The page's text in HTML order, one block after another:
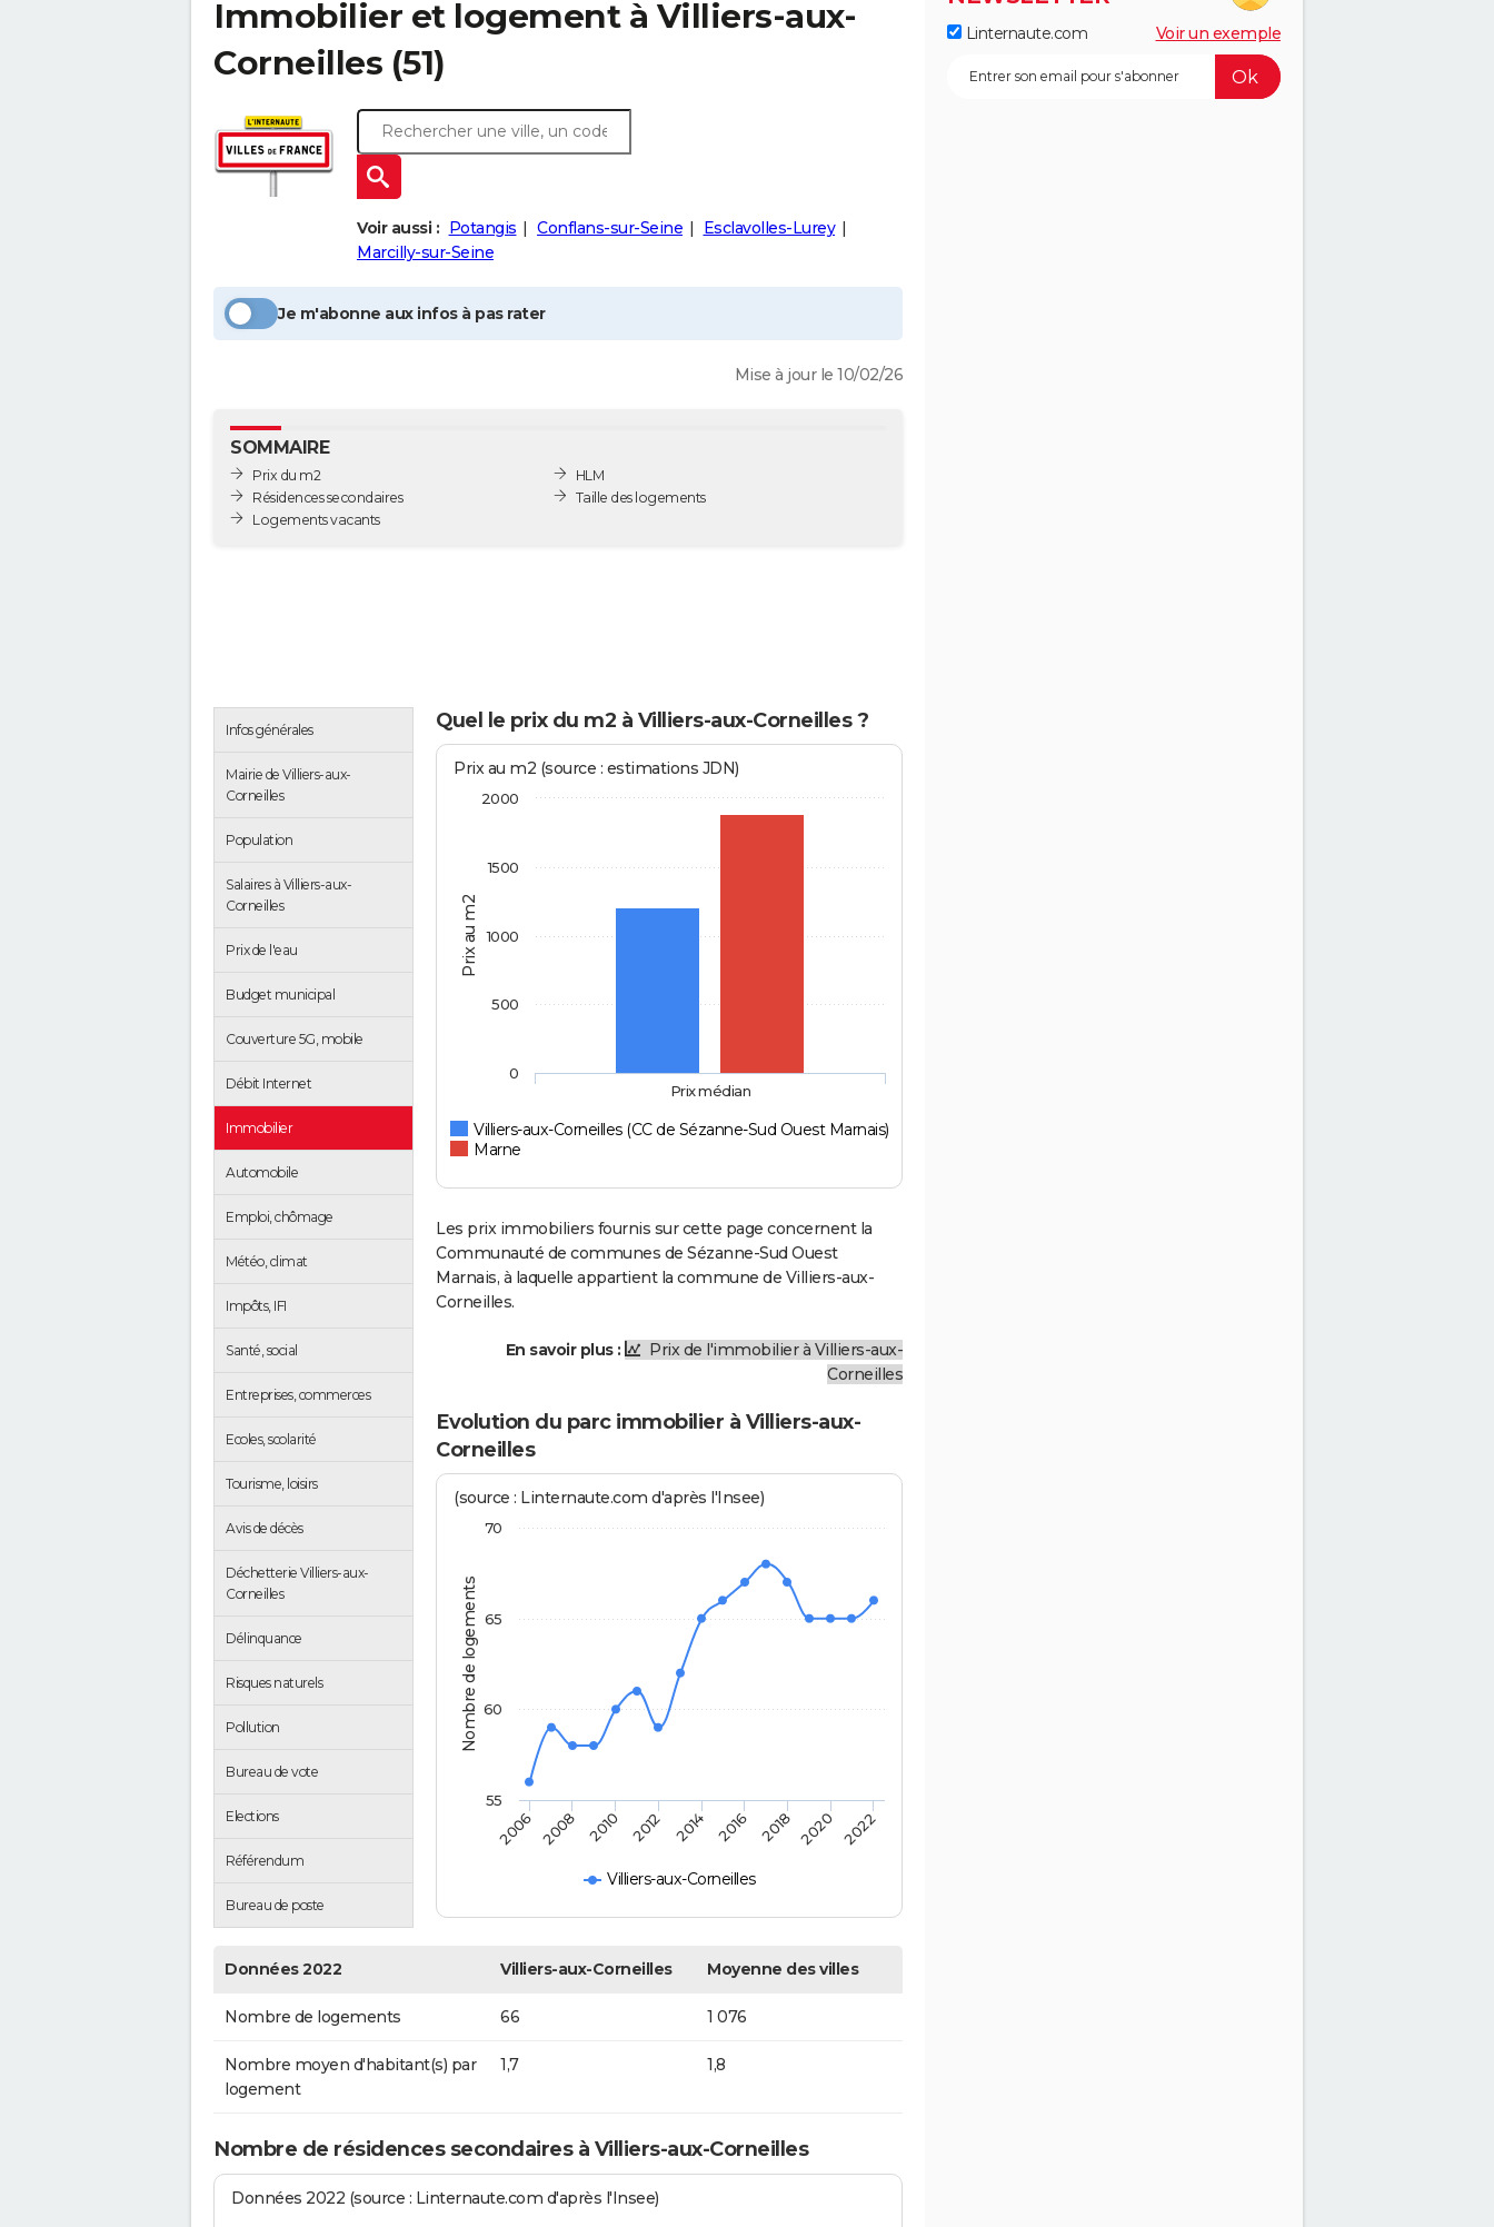
Immobilier et logement à Villiers-aux-
Corneilles (51)
Voir aussi : Potangis Conflans-sur-Seine
Esclavolles-Lurey
Marcilly-sur-Seine
Je m'abonne aux infos à pas rater
Mise à jour le 10/02/26
SOMMAIRE
Prix du m2
Résidences secondaires
Logements vacants
HLM
Taille des logements
Infos générales
Mairie de Villiers-aux-
Corneilles
Population
Salaires à Villiers-aux-
Corneilles
Prix de l'eau
Budget municipal
Couverture 5G, mobile
Débit Internet
Immobilier
Automobile
Emploi, chômage
Météo, climat
Impôts, IFI
Santé, social
Entreprises, commerces
Ecoles, scolarité
Tourisme, loisirs
Avis de décès
Déchetterie Villiers-aux-
Corneilles
Délinquance
Risques naturels
Pollution
Bureau de vote
Elections
Référendum
Bureau de poste
Quel le prix du m2 à Villiers-aux-Corneilles ?
Prix au m2
Prix au m2 (source : estimations JDN)
Villiers-aux-Corneilles (CC de Sézanne-Sud Ouest Marnais)
Marne
Prix médian
0
500
1000
1500
2000
Les prix immobiliers fournis sur cette page concernent la
Communauté de communes de Sézanne-Sud Ouest
Marnais, à laquelle appartient la commune de Villiers-aux-
Corneilles.
En savoir plus :
Prix de l'immobilier à Villiers-aux-
Corneilles
Evolution du parc immobilier à Villiers-aux-
Corneilles
Nombre de logements
(source : Linternaute.com d'après l'Insee)
Villiers-aux-Corneilles
2006 2008 2010 2012 2014 2016 2018 2020 2022
55
60
65
70
Données 2022 Villiers-aux-Corneilles Moyenne des villes
Nombre de logements 66 1 076
Nombre moyen d'habitant(s) par
logement
1,7 1,8
Nombre de résidences secondaires à Villiers-aux-Corneilles
Données 2022 (source : Linternaute.com d'après l'Insee)
Linternaute.com Voir un exemple